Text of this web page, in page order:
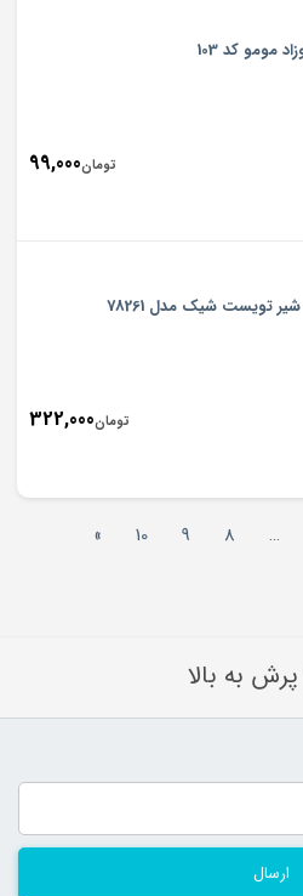
مومو کد 103
تومان99,000
تویست شیک مدل 78261
تومان322,000
…
8
9
10
»
پرش به بالا
ارسال